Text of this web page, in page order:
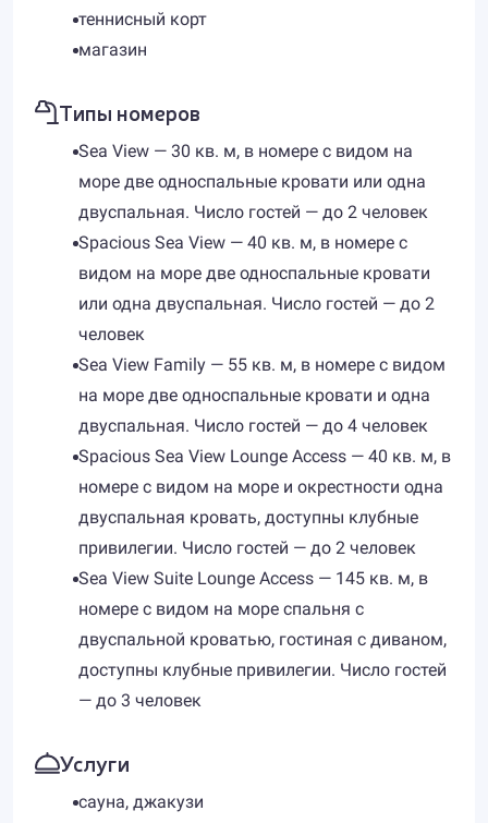
теннисный корт
магазин
Типы номеров
Sea View — 30 кв. м, в номере с видом на
море две односпальные кровати или одна
двуспальная. Число гостей — до 2 человек
Spacious Sea View — 40 кв. м, в номере с
видом на море две односпальные кровати
или одна двуспальная. Число гостей — до 2
человек
Sea View Family — 55 кв. м, в номере с видом
на море две односпальные кровати и одна
двуспальная. Число гостей — до 4 человек
Spacious Sea View Lounge Access — 40 кв. м, в
номере с видом на море и окрестности одна
двуспальная кровать, доступны клубные
привилегии. Число гостей — до 2 человек
Sea View Suite Lounge Access — 145 кв. м, в
номере с видом на море спальня с
двуспальной кроватью, гостиная с диваном,
доступны клубные привилегии. Число гостей
— до 3 человек
Услуги
сауна, джакузи